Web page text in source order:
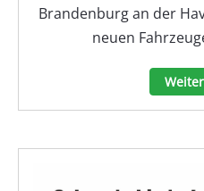
Brandenburg an der
neuen